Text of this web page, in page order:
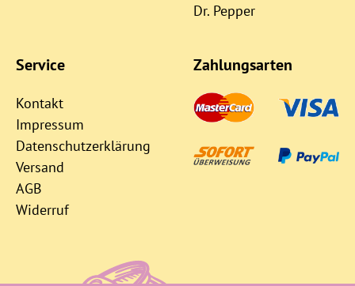
Dr. Pepper
Service
Kontakt
Impressum
Datenschutzerklärung
Versand
AGB
Widerruf
Zahlungsarten